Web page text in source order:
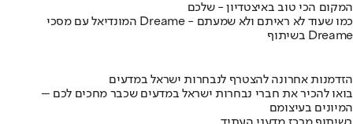
המקום הכי טוב באיצטדיון - שלכם
המונדיאל עם מסכי Dreame - כמו שעוד לא ראיתם ולא שמעתם
בשיתוף Dreame
הזדמנות אחרונה להצטרף לנבחרות ישראל במדעים
בואו להכיר את חברי נבחרות ישראל במדעים שכבר מחכים לכם –
המיונים בעיצומם